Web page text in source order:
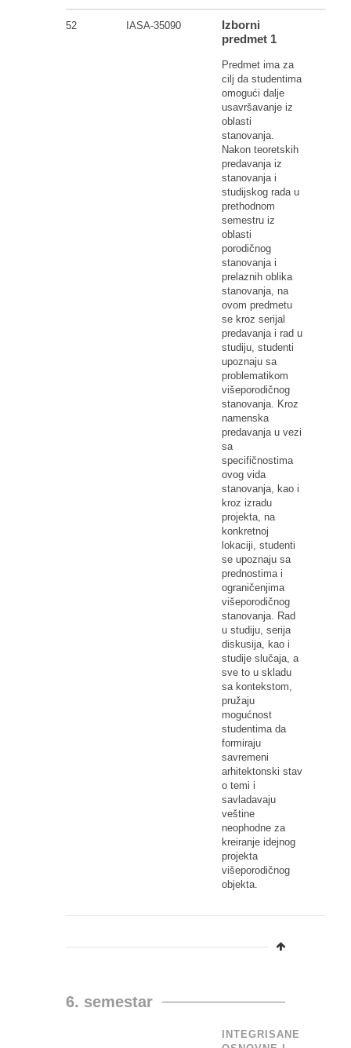
52 IASA-35090
Izborni
predmet 1
Predmet ima za
cilj da studentima
omogući dalje
usavršavanje iz
oblasti
stanovanja.
Nakon teoretskih
predavanja iz
stanovanja i
studijskog rada u
prethodnom
semestru iz
oblasti
porodičnog
stanovanja i
prelaznih oblika
stanovanja, na
ovom predmetu
se kroz serijal
predavanja i rad u
studiju, studenti
upoznaju sa
problematikom
višeporodičnog
stanovanja. Kroz
namenska
predavanja u vezi
sa
specifičnostima
ovog vida
stanovanja, kao i
kroz izradu
projekta, na
konkretnoj
lokaciji, studenti
se upoznaju sa
prednostima i
ograničenjima
višeporodičnog
stanovanja. Rad
u studiju, serija
diskusija, kao i
studije slučaja, a
sve to u skladu
sa kontekstom,
pružaju
mogućnost
studentima da
formiraju
savremeni
arhitektonski stav
o temi i
savladavaju
veštine
neophodne za
kreiranje idejnog
projekta
višeporodičnog
objekta.
6. semestar
INTEGRISANE